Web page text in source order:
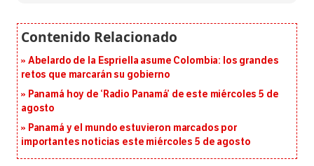
Abelardo de la Espriella asume Colombia: los grandes
retos que marcarán su gobierno
Panamá hoy de ‘Radio Panamá’ de este miércoles 5 de
agosto
Panamá y el mundo estuvieron marcados por
importantes noticias este miércoles 5 de agosto